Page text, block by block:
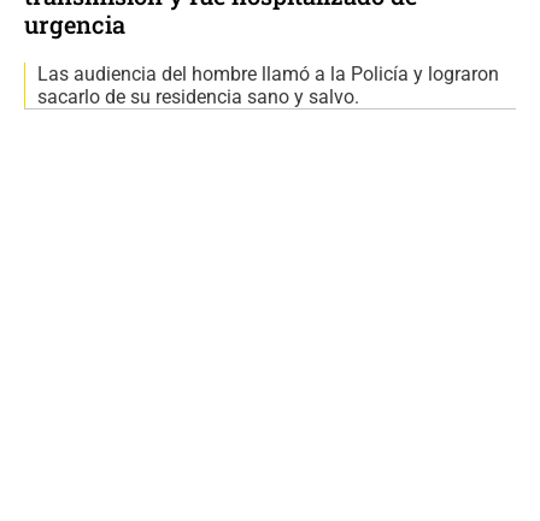
urgencia
Las audiencia del hombre llamó a la Policía y lograron
sacarlo de su residencia sano y salvo.